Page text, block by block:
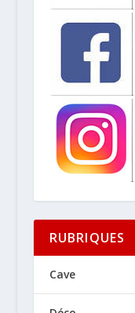
RUBRIQUES
Cave